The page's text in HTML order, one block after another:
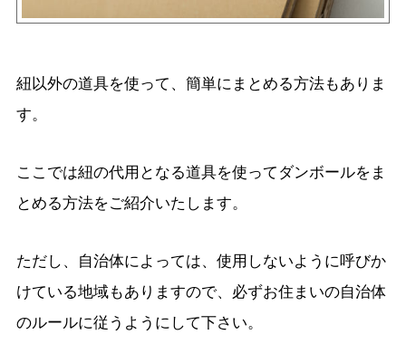
紐以外の道具を使って、簡単にまとめる方法もありま
す。
ここでは紐の代用となる道具を使ってダンボールをま
とめる方法をご紹介いたします。
ただし、自治体によっては、使用しないように呼びか
けている地域もありますので、必ずお住まいの自治体
のルールに従うようにして下さい。